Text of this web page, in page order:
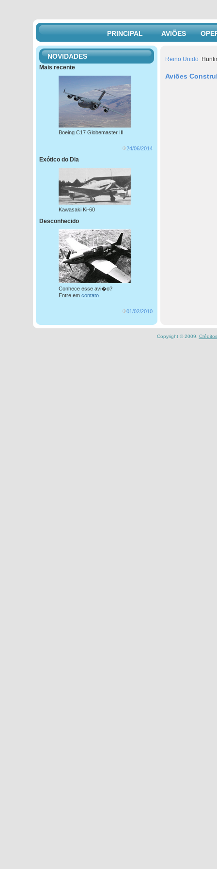
PRINCIPAL AVIÕES
Reino Unido
Aviões
NOVIDADES
Mais recente
Boeing C17 Globemaster III
24/06/2014
Exótico do Dia
Kawasaki Ki-60
Desconhecido
Conhece esse avi�o?
Entre em contato
01/02/2010
Copyright © 2009. Créditos